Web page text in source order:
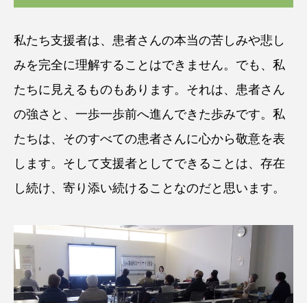
私たち支援者は、患者さんの本当の苦しみや悲し
みを完全に理解することはできません。でも、私
たちに見えるものもあります。それは、患者さん
の強さと、一歩一歩前へ進んできた歩みです。私
たちは、そのすべての患者さんに心から敬意を表
します。そして支援者としてできることは、存在
し続け、寄り添い続けることなのだと思います。